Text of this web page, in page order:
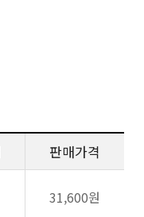
판매가격
31,600원